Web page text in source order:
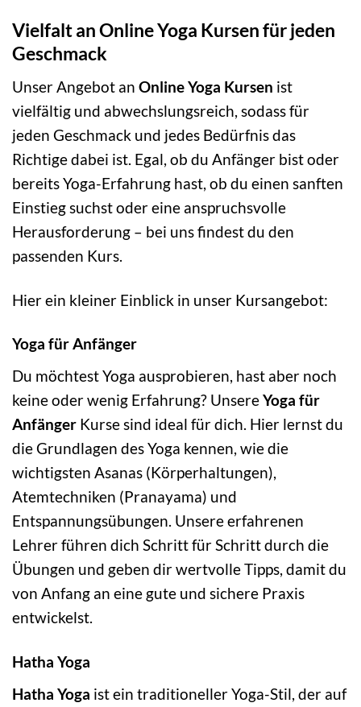
Vielfalt an Online Yoga Kursen für jeden
Geschmack
Unser Angebot an Online Yoga Kursen ist
vielfältig und abwechslungsreich, sodass für
jeden Geschmack und jedes Bedürfnis das
Richtige dabei ist. Egal, ob du Anfänger bist oder
bereits Yoga-Erfahrung hast, ob du einen sanften
Einstieg suchst oder eine anspruchsvolle
Herausforderung – bei uns findest du den
passenden Kurs.
Hier ein kleiner Einblick in unser Kursangebot:
Yoga für Anfänger
Du möchtest Yoga ausprobieren, hast aber noch
keine oder wenig Erfahrung? UnsereYoga für
Anfänger Kurse sind ideal für dich. Hier lernst du
die Grundlagen des Yoga kennen, wie die
wichtigsten Asanas (Körperhaltungen),
Atemtechniken (Pranayama) und
Entspannungsübungen. Unsere erfahrenen
Lehrer führen dich Schritt für Schritt durch die
Übungen und geben dir wertvolle Tipps, damit du
von Anfang an eine gute und sichere Praxis
entwickelst.
Hatha Yoga
Hatha Yoga ist ein traditioneller Yoga-Stil, der auf